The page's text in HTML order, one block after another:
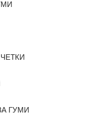
ГУМИ